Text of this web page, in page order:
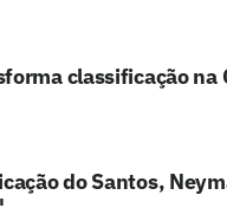
classificação
do Santos,